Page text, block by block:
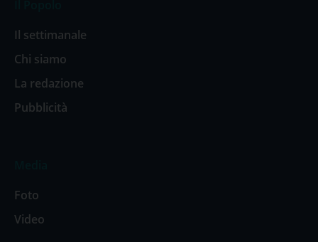
Il settimanale
Chi siamo
La redazione
Pubblicità
Foto
Video